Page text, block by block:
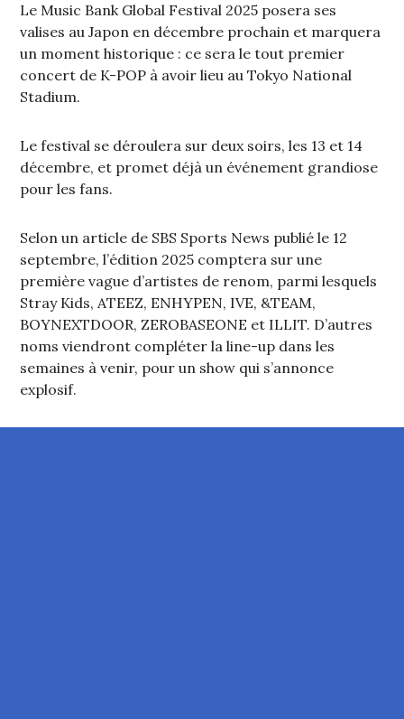
Le Music Bank Global Festival 2025 posera ses
valises au Japon en décembre prochain et marquera
un moment historique : ce sera le tout premier
concert de K-POP à avoir lieu au Tokyo National
Stadium.
Le festival se déroulera sur deux soirs, les 13 et 14
décembre, et promet déjà un événement grandiose
pour les fans.
Selon un article de SBS Sports News publié le 12
septembre, l’édition 2025 comptera sur une
première vague d’artistes de renom, parmi lesquels
Stray Kids, ATEEZ, ENHYPEN, IVE, &TEAM,
BOYNEXTDOOR, ZEROBASEONE et ILLIT. D’autres
noms viendront compléter la line-up dans les
semaines à venir, pour un show qui s’annonce
explosif.